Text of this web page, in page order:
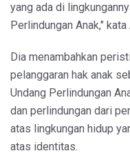
yang ada di
Perlindungan Anak,"
Dia menambahkan
pelanggaran hak anak
Undang Perlindungan
dan perlindungan dari
atas lingkungan hidup
atas identitas.